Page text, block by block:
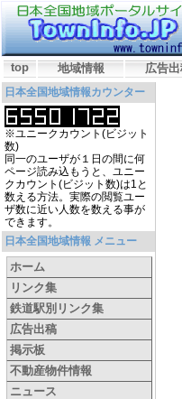
top 地域情報 広告
日本全国地域情報カウンター
※ユニークカウント(ビジット
数)
同一のユーザが１日の間に何
ページ読み込もうと、ユニー
クカウント(ビジット数)は1と
数える方法。実際の閲覧ユー
ザ数に近い人数を数える事が
できます。
日本全国地域情報 メニュー
ホーム
リンク集
鉄道駅別リンク集
広告出稿
掲示板
不動産物件情報
ニュース